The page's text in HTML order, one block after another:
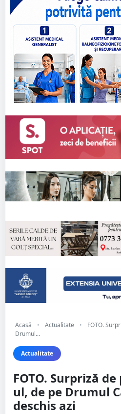
Acasă • Actualitate •
FOTO.
Drumul...
Actualitate
FOTO. Surpriză
ul, de pe Drumul
deschis azi